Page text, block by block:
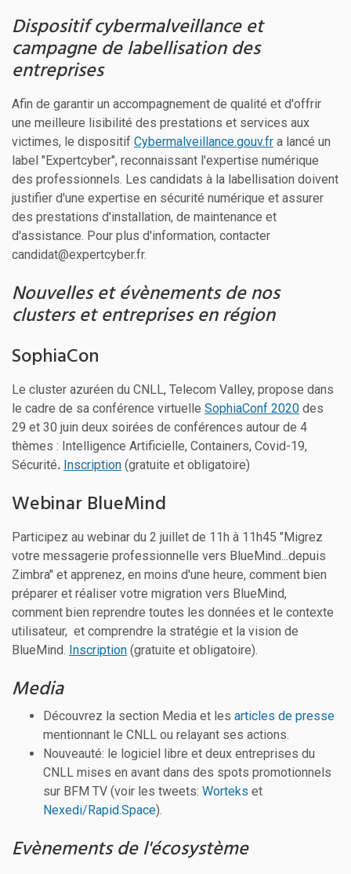
Dispositif cybermalveillance et
campagne de labellisation des
entreprises
Afin de garantir un accompagnement de qualité et d'offrir
une meilleure lisibilité des prestations et services aux
victimes, le dispositif Cybermalveillance.gouv.fr a lancé un
label "Expertcyber", reconnaissant l'expertise numérique
des professionnels. Les candidats à la labellisation doivent
justifier d'une expertise en sécurité numérique et assurer
des prestations d'installation, de maintenance et
d'assistance. Pour plus d'information, contacter
candidat@expertcyber.fr.
Nouvelles et évènements de nos
clusters et entreprises en région
SophiaCon
Le cluster azuréen du CNLL, Telecom Valley, propose dans
le cadre de sa conférence virtuelle SophiaConf 2020 des
29 et 30 juin deux soirées de conférences autour de 4
thèmes : Intelligence Artificielle, Containers, Covid-19,
Sécurité. Inscription (gratuite et obligatoire)
Webinar BlueMind
Participez au webinar du 2 juillet de 11h à 11h45 "Migrez
votre messagerie professionnelle vers BlueMind...depuis
Zimbra" et apprenez, en moins d'une heure, comment bien
préparer et réaliser votre migration vers BlueMind,
comment bien reprendre toutes les données et le contexte
utilisateur, et comprendre la stratégie et la vision de
BlueMind. Inscription (gratuite et obligatoire).
Media
Découvrez la section Media et les articles de presse
mentionnant le CNLL ou relayant ses actions.
Nouveauté: le logiciel libre et deux entreprises du
CNLL mises en avant dans des spots promotionnels
sur BFM TV (voir les tweets: Worteks et
Nexedi/Rapid.Space).
Evènements de l'écosystème